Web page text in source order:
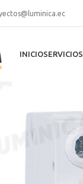
INICIOSERVICIOS